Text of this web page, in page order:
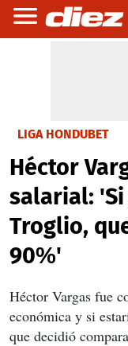
LIGA HONDUBET
Héctor
salarial:
Troglio,
90%'
Héctor Vargas fue
económica y si
que decidió